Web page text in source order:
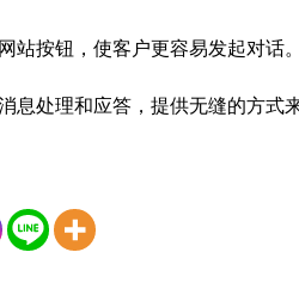
按钮，使客户更容易发起对话。
息处理和应答，提供无缝的方式